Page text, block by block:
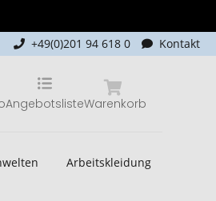
+49(0)201 94 618 0 Kontakt
Warenkorb
Angebotsliste
Arbeitskleidung